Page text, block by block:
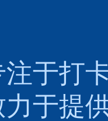
注于打
于提